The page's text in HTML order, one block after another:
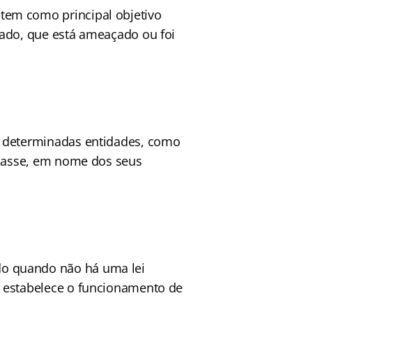
tem como principal objetivo
que está ameaçado ou foi
entidades, como
em nome dos seus
quando não há uma lei
o funcionamento de